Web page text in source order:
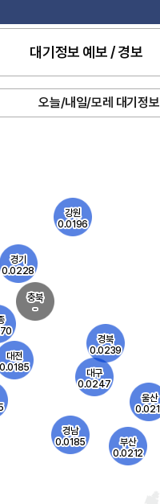
대기정보 예보 / 경보
오늘/내일/모레 대기정보
초미세먼지 2026년 8월 8일 8시
발령없음
주의보 0건, 경보 0건